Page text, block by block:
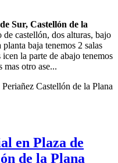
Sur, Castellón de la
castellón, dos alturas, bajo
baja tenemos 2 salas
la parte de abajo tenemos
mas otro ase...
en Plaza de
de la Plana